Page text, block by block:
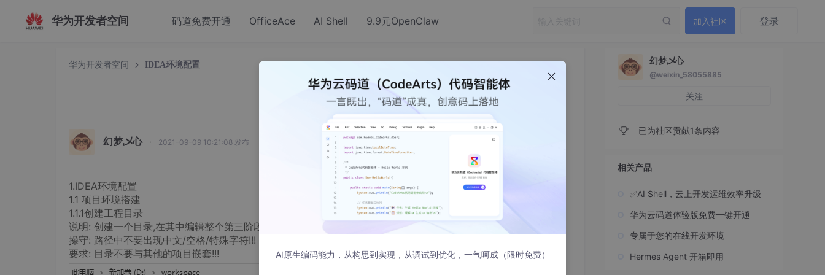
华为开发者空间 码道免费开通 OfficeAce AI Shell 9.9元OpenClaw 加入社区 登录
华为开发者空间 IDEA环境配置
IDEA环境配置
幻梦乄心 · 2021-09-09 10:21:08 发布
1.IDEA环境配置
1.1 项目环境搭建
1.1.1创建工程目录
说明: 创建一个目录,在其中编辑整个第三阶段的代码.
操守: 路径中不要出现中文/空格/特殊字符!!!
要求: 目录不要与其他的项目嵌套!!!
幻梦乄心
@weixin_58055885
关注
已为社区贡献1条内容
相关产品
✅AI Shell，云上开发运维效率升级
华为云码道体验版免费一键开通
专属于您的在线开发环境
Hermes Agent 开箱即用
AI原生编码能力，从构思到实现，从调试到优化，一气呵成（限时免费）